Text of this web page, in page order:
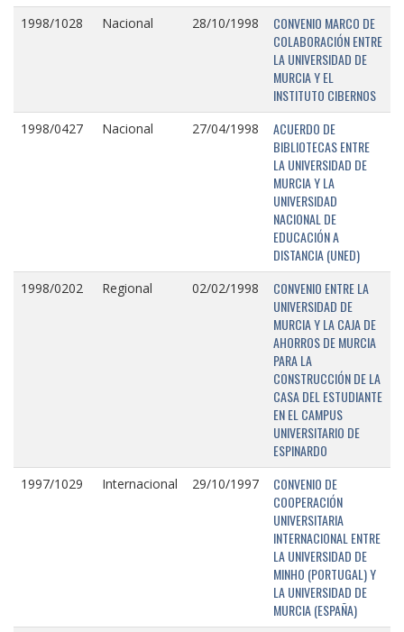
1998/1028 Nacional 28/10/1998
CONVENIO MARCO DE
COLABORACIÓN ENTRE
LA UNIVERSIDAD DE
MURCIA Y EL
INSTITUTO CIBERNOS
1998/0427 Nacional 27/04/1998
ACUERDO DE
BIBLIOTECAS ENTRE
LA UNIVERSIDAD DE
MURCIA Y LA
UNIVERSIDAD
NACIONAL DE
EDUCACIÓN A
DISTANCIA (UNED)
1998/0202 Regional 02/02/1998
CONVENIO ENTRE LA
UNIVERSIDAD DE
MURCIA Y LA CAJA DE
AHORROS DE MURCIA
PARA LA
CONSTRUCCIÓN DE LA
CASA DEL ESTUDIANTE
EN EL CAMPUS
UNIVERSITARIO DE
ESPINARDO
1997/1029 Internacional 29/10/1997
CONVENIO DE
COOPERACIÓN
UNIVERSITARIA
INTERNACIONAL ENTRE
LA UNIVERSIDAD DE
MINHO (PORTUGAL) Y
LA UNIVERSIDAD DE
MURCIA (ESPAÑA)